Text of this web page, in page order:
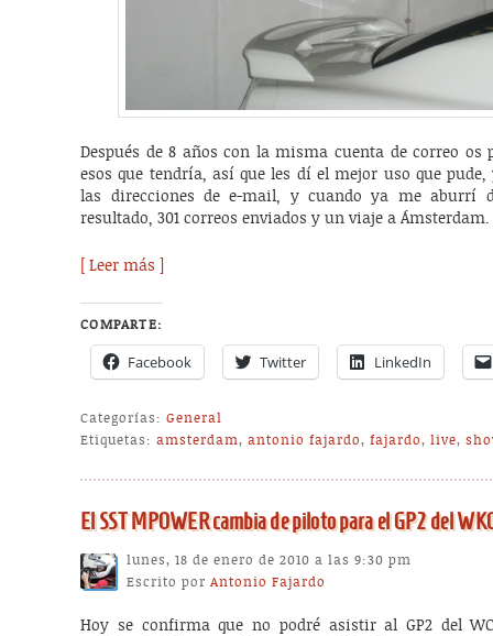
Después de 8 años con la misma cuenta de correo os
esos que tendría, así que les dí el mejor uso que
las direcciones de e-mail, y cuando ya me aburrí
resultado, 301 correos enviados y un viaje a Ámsterdam.
[ Leer más ]
COMPARTE:
Facebook Twitter LinkedIn
Categorías: General
Etiquetas: amsterdam,antonio fajardo,fajardo,live,
El SST MPOWER cambia de piloto para el GP2 del
lunes, 18 de enero de 2010 a las 9:30 pm
Escrito porAntonio Fajardo
Hoy se confirma que no podré asistir al GP2 del